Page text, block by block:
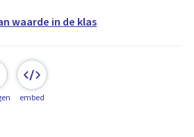
waarde in de klas
embed